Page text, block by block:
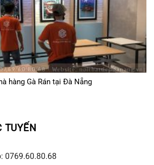
hàng Gà Rán tại Đà Nẵng
TUYẾN
0769.60.80.68